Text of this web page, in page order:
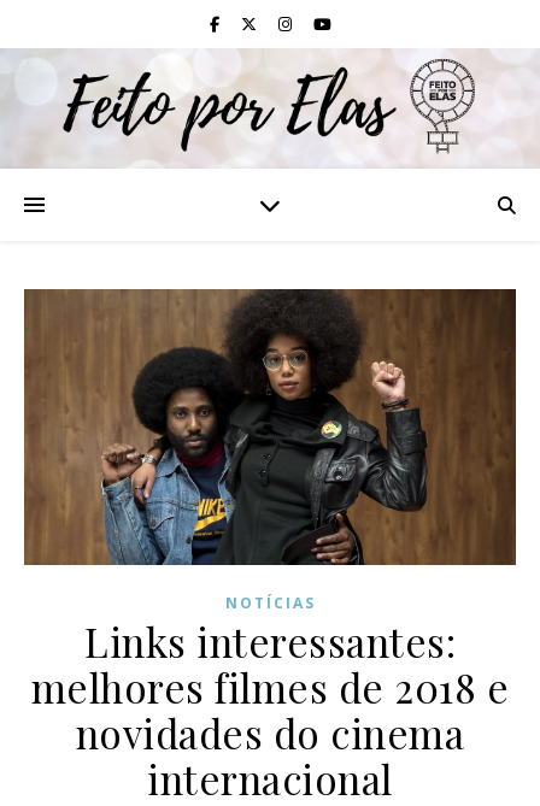
NOTÍCIAS
Links interessantes:
melhores filmes de 2018 e
novidades do cinema
internacional